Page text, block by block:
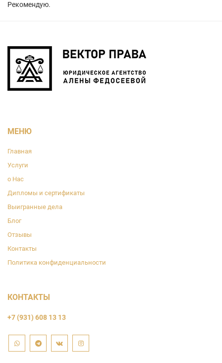
Рекомендую.
МЕНЮ
Главная
Услуги
о Нас
Дипломы и сертификаты
Выигранные дела
Блог
Отзывы
Контакты
Политика конфиденциальности
КОНТАКТЫ
+7 (931) 608 13 13